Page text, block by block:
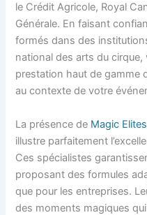
le Crédit Agricole, Royal
Générale. En faisant
formés dans des
national des arts du
prestation haut de gamme
au contexte de votre
La présence de Magic Elites
illustre parfaitement
Ces spécialistes
proposant des formules
que pour les entreprises.
des moments magiques